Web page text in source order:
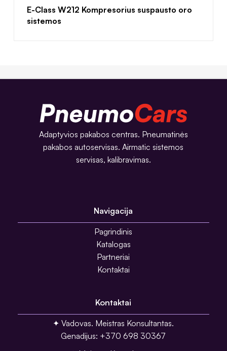
E-Class W212 Kompresorius suspausto oro
sistemos
Adaptyvios pakabos centras. Pneumatinės
pakabos autoservisas. Airmatic sistemos
servisas, kalibravimas.
Navigacija
Pagrindinis
Katalogas
Partneriai
Kontaktai
Kontaktai
✦ Vadovas. Meistras Konsultantas.
Genadijus: +370 698 30367